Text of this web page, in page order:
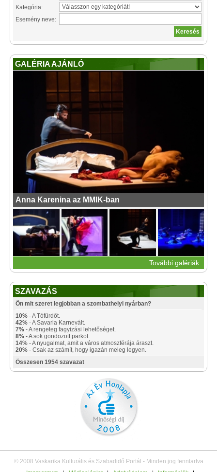
Kategória:
Esemény neve:
GALÉRIA AJÁNLÓ
Anna Karenina az MMIK-ban
További galériák
SZAVAZÁS
Ön mit szeret legjobban a szombathelyi nyárban?
10% - A Tófürdőt.
42% - A Savaria Karnevált.
7% - A rengeteg fagyizási lehetőséget.
8% - A sok gondozott parkot.
14% - A nyugalmat, amit a város atmoszférája áraszt.
20% - Csak az számít, hogy igazán meleg legyen.
Összesen 1954 szavazat
© 2008 Vaskarika Kulturális és Szabadidő Portál - Minden jog fenntartva